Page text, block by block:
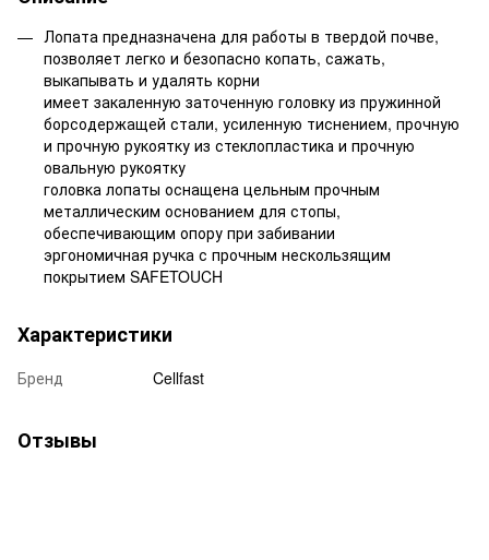
Лопата предназначена для работы в твердой почве,
позволяет легко и безопасно копать, сажать,
выкапывать и удалять корни
имеет закаленную заточенную головку из пружинной
борсодержащей стали, усиленную тиснением, прочную
и прочную рукоятку из стеклопластика и прочную
овальную рукоятку
головка лопаты оснащена цельным прочным
металлическим основанием для стопы,
обеспечивающим опору при забивании
эргономичная ручка с прочным нескользящим
покрытием SAFETOUCH
Характеристики
Бренд Cellfast
Отзывы